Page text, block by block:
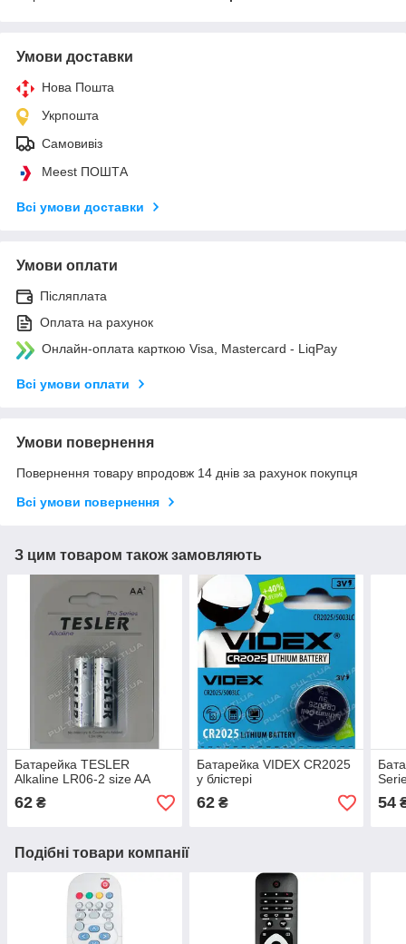
Умови доставки
Нова Пошта
Укрпошта
Самовивіз
Meest ПОШТА
Всі умови доставки
Умови оплати
Післяплата
Оплата на рахунок
Онлайн-оплата карткою Visa, Mastercard - LiqPay
Всі умови оплати
Умови повернення
Повернення товару впродовж 14 днів за рахунок покупця
Всі умови повернення
З цим товаром також замовляють
Батарейка TESLER
Alkaline LR06-2 size AA
62 ₴
Батарейка VIDEX CR2025
у блістері
62₴ 54
Подібні товари компанії